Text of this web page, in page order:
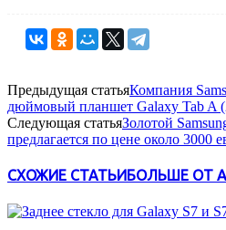
Предыдущая статьяКомпания
дюймовый планшет Galaxy Tab A
Следующая статьяЗолотой
предлагается по цене около 3000
СХОЖИЕ СТАТЬИБОЛЬШЕ ОТ